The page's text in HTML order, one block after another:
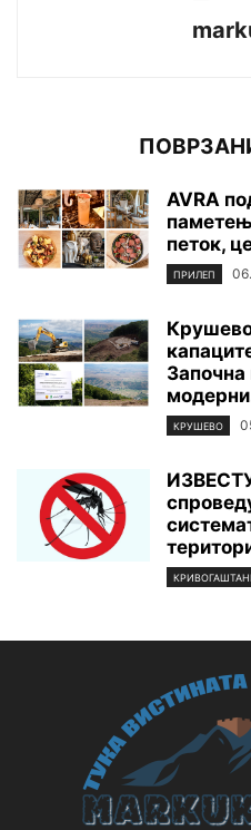
AVRA
петок,
ПРИЛЕП
Крушево
Започна
КРУШЕВО